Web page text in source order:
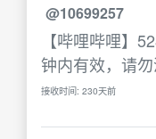
@10699257
【哔哩哔哩】
钟内有效，请勿
接收时间: 230天前